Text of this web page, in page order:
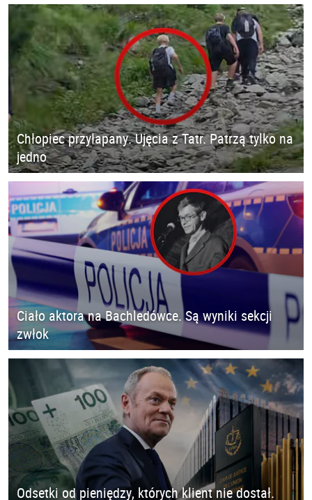
Chłopiec przyłapany. Ujęcia z Tatr. Patrzą tylko na
jedno
Ciało aktora na Bachledówce. Są wyniki sekcji
zwłok
Odsetki od pieniędzy, których klient nie dostał.